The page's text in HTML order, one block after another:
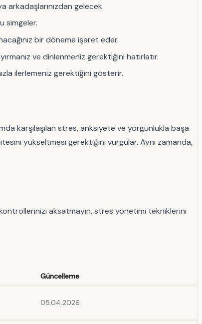
arkadaşlarınızdan gelecek.
simgeler.
bir döneme işaret eder.
ve dinlenmeniz gerektiğini hatırlatır.
ilerlemeniz gerektiğini gösterir.
karşılaşılan stres, anksiyete ve yorgunlukla başa
yükseltmesi gerektiğini vurgular. Aynı zamanda,
kontrollerinizi aksatmayın, stres yönetimi tekniklerini
Güncelleme
05.04.2026